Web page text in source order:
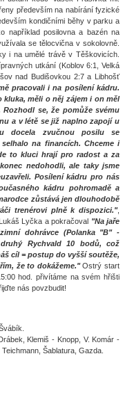
především na nabírání fyzické
kondičními běhy v parku a
například posilovna a bazén na
se tělocvična v sokolovně.
i na umělé trávě v Těškovicích.
utkání (Koblov 6:1, Velká
nad Budišovkou 2:7 a Libhošť
pracovali i na posílení kádru.
kluka, měli o něj zájem i on měl
se, že pomůže svému
a v létě se již naplno zapojí u
docela zvučnou posilu se
na financích. Chceme i
to kluci hrají pro radost a za
nedohodli, ale taky jsme
Posílení kádru pro nás
kádru pohromadě a
zůstává jen dlouhodobě
trenérovi plně k dispozici.",
Lyčka a pokračoval "Na jaře
dohrávce (Polanka "B" -
Rychvald 10 bodů, což
cíl = postup do vyšší soutěže,
že to dokážeme."Ostrý start
hod. přivítáme na svém hřišti
nás povzbudit!
Klemiš - Knopp, V. Komár -
Šablatura, Gazda.